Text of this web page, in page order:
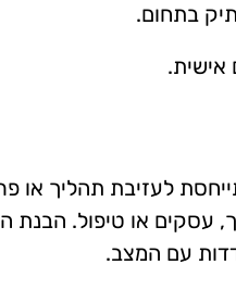
בתחום.
אישית.
לעזיבת תהליך או
עסקים או טיפול. הבנת
עם המצב.